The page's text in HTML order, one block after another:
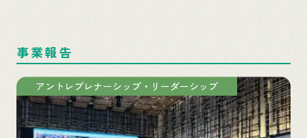
事業報告
貿易・投資・観光